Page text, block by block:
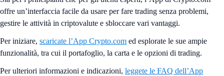
offre un’interfaccia facile da usare per fare trading senza problemi,
gestire le attività in criptovalute e sbloccare vari vantaggi.
Per iniziare, scaricate l’App Crypto.com ed esplorate le sue ampie
funzionalità, tra cui il portafoglio, la carta e le opzioni di trading.
Per ulteriori informazioni e indicazioni, leggete le FAQ dell’App